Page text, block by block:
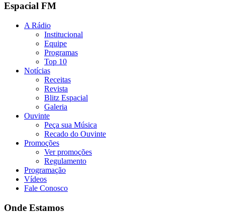
Espacial FM
A Rádio
Institucional
Equipe
Programas
Top 10
Notícias
Receitas
Revista
Blitz Espacial
Galeria
Ouvinte
Peça sua Música
Recado do Ouvinte
Promoções
Ver promoções
Regulamento
Programação
Vídeos
Fale Conosco
Onde Estamos